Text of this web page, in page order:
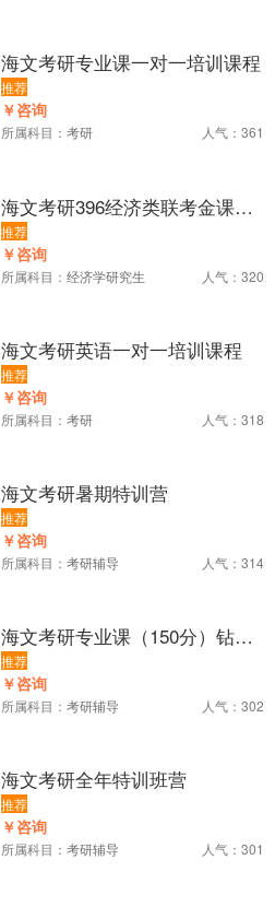
海文考研专业课一对一培训课程
推荐
￥咨询
所属科目： 考研 人气：361
海文考研396经济类联考金课培
训课程
推荐
￥咨询
所属科目： 经济学研究生 人气：320
海文考研英语一对一培训课程
推荐
￥咨询
所属科目： 考研 人气：318
海文考研暑期特训营
推荐
￥咨询
所属科目： 考研辅导 人气：314
海文考研专业课（150分）钻石
卡培训课程
推荐
￥咨询
所属科目： 考研辅导 人气：302
海文考研全年特训班营
推荐
￥咨询
所属科目： 考研辅导 人气：301